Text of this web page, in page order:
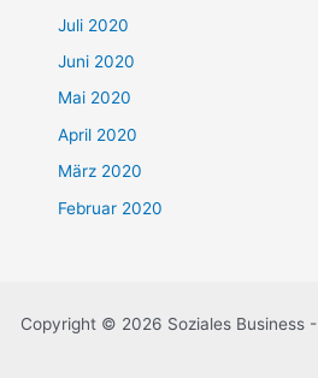
Juli 2020
Juni 2020
Mai 2020
April 2020
März 2020
Februar 2020
Copyright © 2026 Soziales Business -